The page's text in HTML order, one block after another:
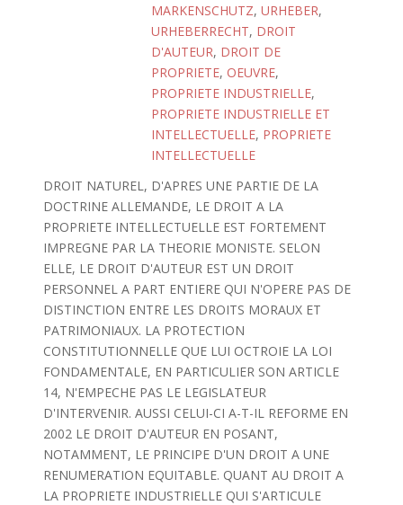
MARKENSCHUTZ, URHEBER,
URHEBERRECHT, DROIT
D'AUTEUR, DROIT DE
PROPRIETE, OEUVRE,
PROPRIETE INDUSTRIELLE,
PROPRIETE INDUSTRIELLE ET
INTELLECTUELLE, PROPRIETE
INTELLECTUELLE
DROIT NATUREL, D'APRES UNE PARTIE DE LA
DOCTRINE ALLEMANDE, LE DROIT A LA
PROPRIETE INTELLECTUELLE EST FORTEMENT
IMPREGNE PAR LA THEORIE MONISTE. SELON
ELLE, LE DROIT D'AUTEUR EST UN DROIT
PERSONNEL A PART ENTIERE QUI N'OPERE PAS DE
DISTINCTION ENTRE LES DROITS MORAUX ET
PATRIMONIAUX. LA PROTECTION
CONSTITUTIONNELLE QUE LUI OCTROIE LA LOI
FONDAMENTALE, EN PARTICULIER SON ARTICLE
14, N'EMPECHE PAS LE LEGISLATEUR
D'INTERVENIR. AUSSI CELUI-CI A-T-IL REFORME EN
2002 LE DROIT D'AUTEUR EN POSANT,
NOTAMMENT, LE PRINCIPE D'UN DROIT A UNE
RENUMERATION EQUITABLE. QUANT AU DROIT A
LA PROPRIETE INDUSTRIELLE QUI S'ARTICULE